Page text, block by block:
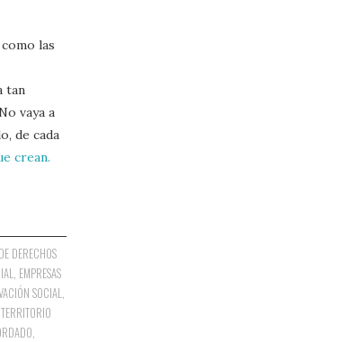
las
tan
vaya a
de cada
crean.
DERECHOS
EMPRESAS
SOCIAL
TERRITORIO